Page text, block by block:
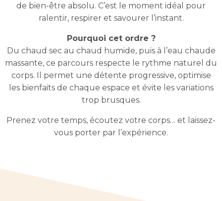
de bien-être absolu. C’est le moment idéal pour
ralentir, respirer et savourer l’instant.
Pourquoi cet ordre ?
Du chaud sec au chaud humide, puis à l’eau chaude
massante, ce parcours respecte le rythme naturel du
corps. Il permet une détente progressive, optimise
les bienfaits de chaque espace et évite les variations
trop brusques.
Prenez votre temps, écoutez votre corps… et laissez-
vous porter par l’expérience.